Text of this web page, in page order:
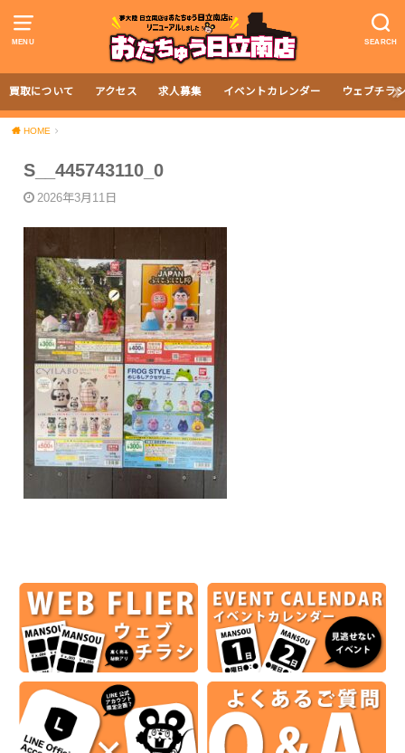
MENU SEARCH
買取について アクセス 求人募集 イベントカレンダー ウェブチラ
HOME
S__445743110_0
2026年3月11日